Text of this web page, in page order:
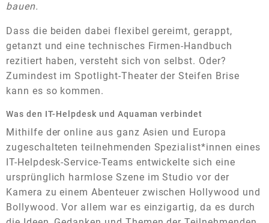
bauen.
Dass die beiden dabei flexibel gereimt, gerappt,
getanzt und eine technisches Firmen-Handbuch
rezitiert haben, versteht sich von selbst. Oder?
Zumindest im Spotlight-Theater der Steifen Brise
kann es so kommen.
Was den IT-Helpdesk und Aquaman verbindet
Mithilfe der online aus ganz Asien und Europa
zugeschalteten teilnehmenden Spezialist*innen eines
IT-Helpdesk-Service-Teams entwickelte sich eine
ursprünglich harmlose Szene im Studio vor der
Kamera zu einem Abenteuer zwischen Hollywood und
Bollywood. Vor allem war es einzigartig, da es durch